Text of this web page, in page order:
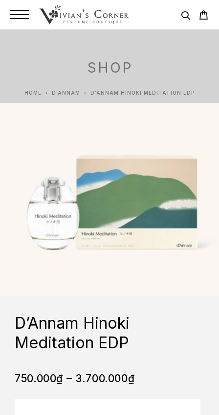
SHOP
HOME D'ANNAM D’ANNAM HINOKI MEDITATION EDP
D’Annam Hinoki
Meditation EDP
750.000₫ – 3.700.000₫